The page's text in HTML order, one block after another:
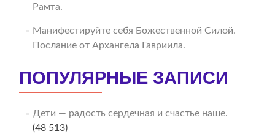
Рамта.
Манифестируйте себя Божественной Силой.
Послание от Архангела Гавриила.
ПОПУЛЯРНЫЕ ЗАПИСИ
Дети — радость сердечная и счастье наше.
(48 513)